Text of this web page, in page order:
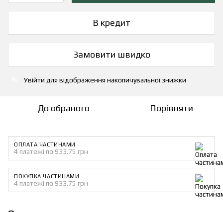
В кредит
Замовити швидко
Увійти для відображення накопичувальної знижки
До обраного Порівняти
ОПЛАТА ЧАСТИНАМИ
4 платежі по 933.75 грн
ПОКУПКА ЧАСТИНАМИ
4 платежі по 933.75 грн